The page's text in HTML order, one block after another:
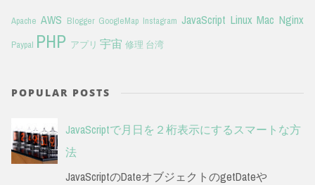
Apache AWS Blogger GoogleMap Instagram JavaScript Linux Mac Nginx
Paypal PHP アプリ 宇宙 修理 台湾
POPULAR POSTS
JavaScriptで月日を２桁表示にするスマートな方
法
JavaScriptのDateオブジェクトのgetDateや